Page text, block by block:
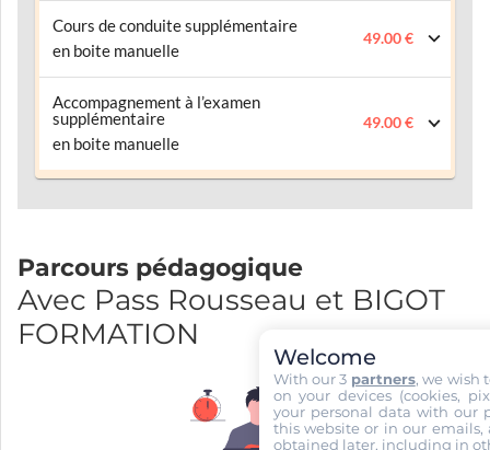
Cours de conduite supplémentaire
en boite manuelle
49.00 €
Accompagnement à l’examen
supplémentaire
en boite manuelle
49.00 €
Parcours pédagogique
Avec Pass Rousseau et BIGOT
FORMATION
Welcome
With our 3 partners, we wish
on your devices (cookies,
your personal data with our
this website or in our emails,
obtained later, including in